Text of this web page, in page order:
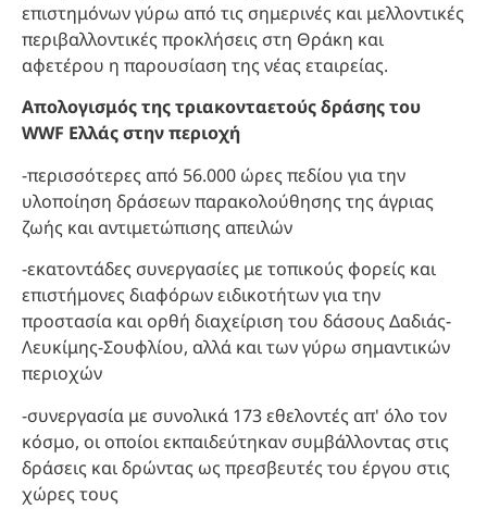
επιστημόνων γύρω από τις σημερινές και μελλοντικές
περιβαλλοντικές προκλήσεις στη Θράκη και
αφετέρου η παρουσίαση της νέας εταιρείας.
Απολογισμός της τριακονταετούς δράσης του
WWF Ελλάς στην περιοχή
-περισσότερες από 56.000 ώρες πεδίου για την
υλοποίηση δράσεων παρακολούθησης της άγριας
ζωής και αντιμετώπισης απειλών
-εκατοντάδες συνεργασίες με τοπικούς φορείς και
επιστήμονες διαφόρων ειδικοτήτων για την
προστασία και ορθή διαχείριση του δάσους Δαδιάς-
Λευκίμης-Σουφλίου, αλλά και των γύρω σημαντικών
περιοχών
-συνεργασία με συνολικά 173 εθελοντές απ' όλο τον
κόσμο, οι οποίοι εκπαιδεύτηκαν συμβάλλοντας στις
δράσεις και δρώντας ως πρεσβευτές του έργου στις
χώρες τους